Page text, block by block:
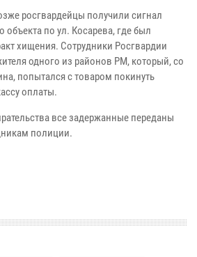
росгвардейцы получили сигнал
объекта по ул. Косарева, где был
хищения. Сотрудники Росгвардии
одного из районов РМ, который, со
попытался с товаром покинуть
оплаты.
все задержанные переданы
полиции.